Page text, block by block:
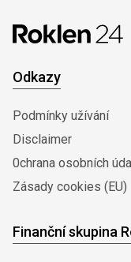
Odkazy
Podmínky užívání
Disclaimer
0chrana osobních
Zásady cookies (EU)
Finanční skupina